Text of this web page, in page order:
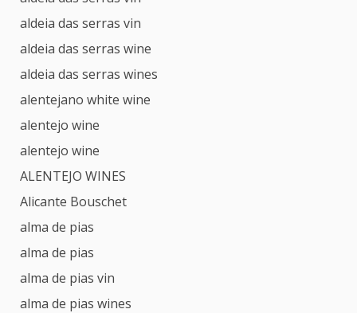
aldeia das serras vin
aldeia das serras wine
aldeia das serras wines
alentejano white wine
alentejo wine
alentejo wine
ALENTEJO WINES
Alicante Bouschet
alma de pias
alma de pias
alma de pias vin
alma de pias wines